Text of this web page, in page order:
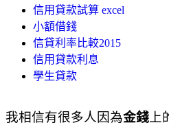
信用貸款試算 excel
小額借錢
信貸利率比較2015
信用貸款利息
學生貸款
我相信有很多人因為金錢